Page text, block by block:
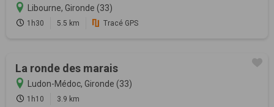
Libourne, Gironde (33)
1h30 5.5 km Tracé GPS
La ronde des marais
Ludon-Médoc, Gironde (33)
1h10 3.9 km